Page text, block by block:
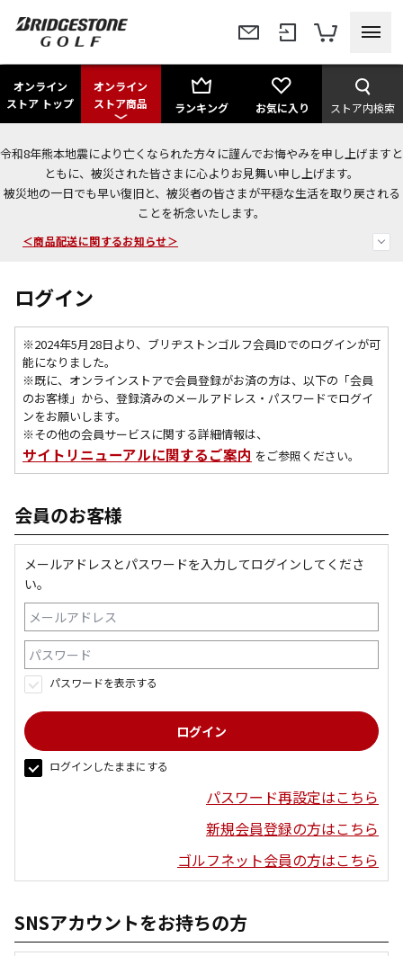
オンライン
ストア トップ
オンライン
ストア商品
ランキング お気に入り ストア内検索
令和8年熊本地震により亡くなられた方々に謹んでお悔やみを申し上げますと
ともに、被災された皆さまに心よりお見舞い申し上げます。
被災地の一日でも早い復旧と、被災者の皆さまが平穏な生活を取り戻される
ことを祈念いたします。
今なら新規会員登録で1,000円OFFクーポンプレゼント！
＜商品配送に関するお知らせ＞
ログイン
※2024年5月28日より、ブリヂストンゴルフ会員IDでのログインが可
能になりました。
※既に、 オンラインストアで会員登録がお済の方は、以下の「会員
のお客様」から、登録済みのメールアドレス・パスワードでログイ
ンをお願いします。
※その他の会員サービスに関する詳細情報は、
サイトリニューアルに関するご案内 をご参照ください。
会員のお客様
メールアドレスとパスワードを入力してログインしてくださ
い。
パスワードを表示する
ログインしたままにする
パスワード再設定はこちら
新規会員登録の方はこちら
ゴルフネット会員の方はこちら
SNSアカウントをお持ちの方